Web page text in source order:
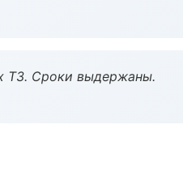
ТЗ. Сроки выдержаны.